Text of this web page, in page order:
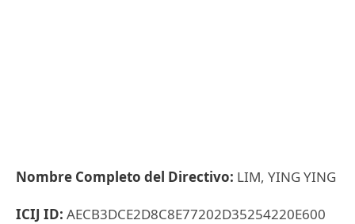
Nombre Completo del Directivo: LIM, YING YING
ICIJ ID: AECB3DCE2D8C8E77202D35254220E600